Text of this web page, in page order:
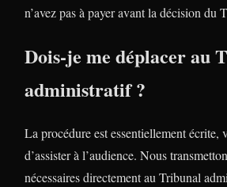
n’avez pas à payer avant la décision du
Dois-je me déplacer au
administratif ?
La procédure est essentiellement écrite,
d’assister à l’audience. Nous
nécessaires directement au Tribunal